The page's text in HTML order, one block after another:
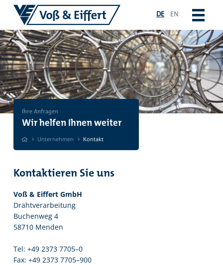
DE EN
Ihre Anfragen
Wir helfen Ihnen weiter
› Unternehmen › Kontakt
Kontaktieren Sie uns
Voß & Eiffert GmbH
Drahtverarbeitung
Buchenweg 4
58710 Menden
Tel: +49 2373 7705–0
Fax: +49 2373 7705–900